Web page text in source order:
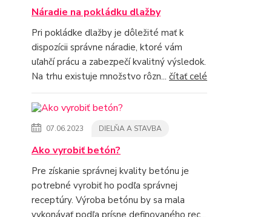
Náradie na pokládku dlažby
Pri pokládke dlažby je dôležité mať k
dispozícii správne náradie, ktoré vám
uľahčí prácu a zabezpečí kvalitný výsledok.
Na trhu existuje množstvo rôzn... čítať celé
07.06.2023 DIELŇA A STAVBA
Ako vyrobiť betón?
Pre získanie správnej kvality betónu je
potrebné vyrobiť ho podľa správnej
receptúry. Výroba betónu by sa mala
vykonávať podľa prísne definovaného rec...